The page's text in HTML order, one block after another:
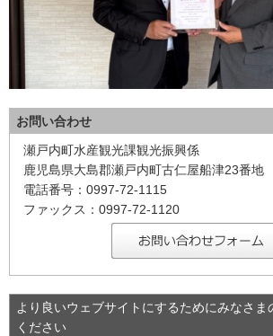
お問い合わせ
瀬戸内町水産観光課観光振興係
鹿児島県大島郡瀬戸内町古仁屋船津23番地
電話番号：0997-72-1115
ファックス：0997-72-1120
より良いウェブサイトにするためにみなさま
ください